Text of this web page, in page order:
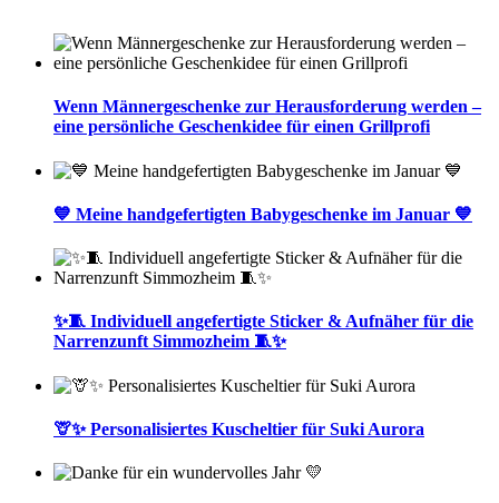
Wenn Männergeschenke zur Herausforderung werden –
eine persönliche Geschenkidee für einen Grillprofi
💙 Meine handgefertigten Babygeschenke im Januar 💙
✨🧵 Individuell angefertigte Sticker & Aufnäher für die
Narrenzunft Simmozheim 🧵✨
🦒✨ Personalisiertes Kuscheltier für Suki Aurora